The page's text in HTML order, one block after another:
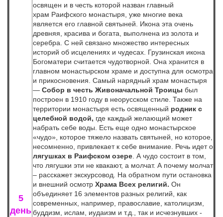
5
день
освящен и в честь которой назван главный
храм Раифского монастыря, уже многие века
является его главной святыней. Икона эта очень
древняя, красива и богата, выполнена из золота и
серебра. С ней связано множество интересных
историй об исцелениях и чудесах. Грузинская икона
Богоматери считается чудотворной. Она хранится в
главном монастырском храме и доступна для осмотра
и прикосновения. Самый нарядный храм монастыря
— Собор в честь Живоначальной Троицы был
построен в 1910 году в неорусском стиле. Также на
территории монастыря есть освященный родник с
целебной водой, где каждый желающий может
набрать себе воды. Есть еще одно монастырское
«чудо», которое тяжело назвать святыней, но которое,
несомненно, привлекает к себе внимание. Речь идет о
лягушках в Раифском озере . А чудо состоит в том,
что лягушки эти не квакают, а молчат. А почему молчат
– расскажет экскурсовод. На обратном пути остановка
и внешний осмотр Храма Всех религий. Он
объединяет 16 элементов разных религий, как
современных, например, православие, католицизм,
буддизм, ислам, иудаизм и т.д., так и исчезнувших -